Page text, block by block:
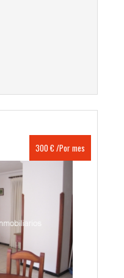
300 € /Por mes